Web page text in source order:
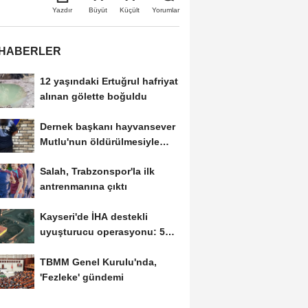
Yazdır Büyüt Küçült Yorumlar
12 yaşındaki Ertuğrul hafriyat
alınan gölette boğuldu
Dernek başkanı hayvansever
Mutlu'nun öldürülmesiyle
Salah, Trabzonspor'la ilk
antrenmanına çıktı
Kayseri'de İHA destekli
uyuşturucu operasyonu: 5
TBMM Genel Kurulu'nda,
'Fezleke' gündemi